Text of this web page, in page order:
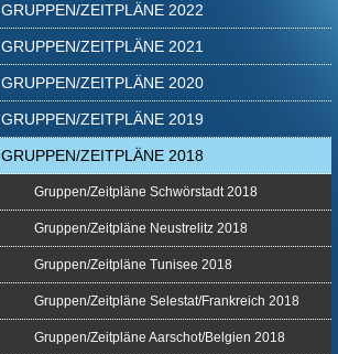
GRUPPEN/ZEITPLÄNE 2022
GRUPPEN/ZEITPLÄNE 2021
GRUPPEN/ZEITPLÄNE 2020
GRUPPEN/ZEITPLÄNE 2019
GRUPPEN/ZEITPLÄNE 2018
Gruppen/Zeitpläne Schwörstadt 2018
Gruppen/Zeitpläne Neustrelitz 2018
Gruppen/Zeitpläne Tunisee 2018
Gruppen/Zeitpläne Selestat/Frankreich 2018
Gruppen/Zeitpläne Aarschot/Belgien 2018